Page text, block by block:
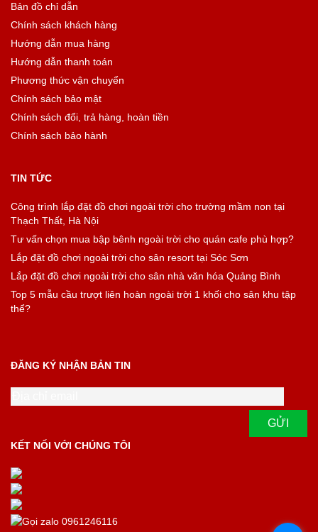
Bản đồ chỉ dẫn
Chính sách khách hàng
Hướng dẫn mua hàng
Hướng dẫn thanh toán
Phương thức vận chuyển
Chính sách bảo mật
Chính sách đổi, trả hàng, hoàn tiền
Chính sách bảo hành
TIN TỨC
Công trình lắp đặt đồ chơi ngoài trời cho trường mầm non tại
Thạch Thất, Hà Nội
Tư vấn chọn mua bập bênh ngoài trời cho quán cafe phù hợp?
Lắp đặt đồ chơi ngoài trời cho sân resort tại Sóc Sơn
Lắp đặt đồ chơi ngoài trời cho sân nhà văn hóa Quảng Bình
Top 5 mẫu cầu trượt liên hoàn ngoài trời 1 khối cho sân khu tập
thể?
ĐĂNG KÝ NHẬN BẢN TIN
KẾT NỐI VỚI CHÚNG TÔI